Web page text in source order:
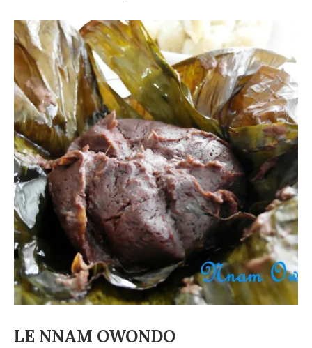
LE NNAM OWONDO